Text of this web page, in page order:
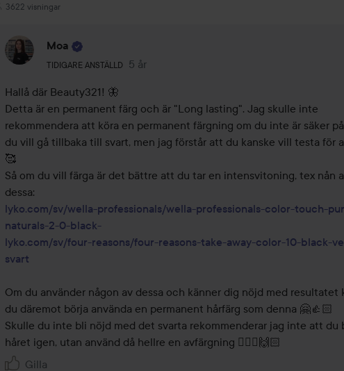
3622 visningar
Moa
TIDIGARE ANSTÄLLD
Användarens roll: Tidigare anställd.
5 år
Kommentaren lades 5 år
Hallå där Beauty321! 🦋
Detta är en permanent färg och är "Long lasting". Jag skulle inte
rekommendera att köra en permanent färgning om du inte är säker
du vill gå tillbaka till svart, men jag förstår att du kanske vill testa för
🥰
Så om du vill färga är det bättre att du tar en intensvitoning, tex nån
lyko.com/sv/wella-professionals/wella-professionals-color-touch-
naturals-2-0-black-
lyko.com/sv/four-reasons/four-reasons-take-away-color-10-black-
svart
Om du använder någon av dessa och känner dig nöjd med resultatet
du däremot börja använda en permanent hårfärg som denna 🤗👍🏻
Skulle du inte bli nöjd med det svarta rekommenderar jag inte att du
håret igen, utan använd då hellre en avfärgning 💆🏼‍♀️🙌🏻
Gilla